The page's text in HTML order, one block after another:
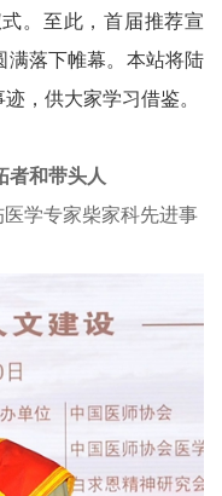
。至此，首届推荐宣
满落下帷幕。本站将陆
，供大家学习借鉴。
者和带头人
学专家柴家科先进事